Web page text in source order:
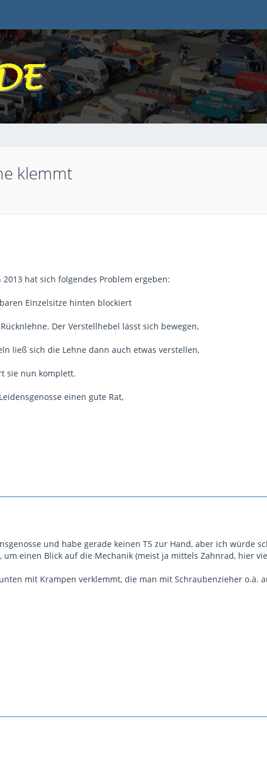
klemmt
2013 hat sich folgendes Problem ergeben:
Einzelsitze hinten blockiert
Der Verstellhebel lässt sich bewegen,
ließ sich die Lehne dann auch etwas verstellen,
sie nun komplett.
einen gute Rat,
und habe gerade keinen T5 zur Hand, aber ich würde
um einen Blick auf die Mechanik (meist ja mittels Zahnrad, hier
mit Krampen verklemmt, die man mit Schraubenzieher o.ä.